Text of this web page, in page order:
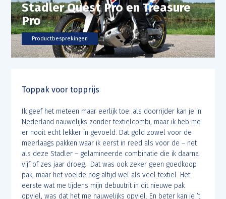
Stadler Quest Pro en Treasure
Pro
Productbesprekingen
Toppak voor topprijs
Ik geef het meteen maar eerlijk toe: als doorrijder kan je in
Nederland nauwelijks zonder textielcombi, maar ik heb me
er nooit echt lekker in gevoeld. Dat gold zowel voor de
meerlaags pakken waar ik eerst in reed als voor de – net
als deze Stadler – gelamineerde combinatie die ik daarna
vijf of zes jaar droeg. Dat was ook zeker geen goedkoop
pak, maar het voelde nog altijd wel als veel textiel. Het
eerste wat me tijdens mijn debuutrit in dit nieuwe pak
opviel, was dat het me nauwelijks opviel. En beter kan je ’t